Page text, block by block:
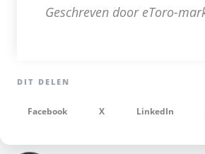
Geschreven door eToro-
Facebook X LinkedIn